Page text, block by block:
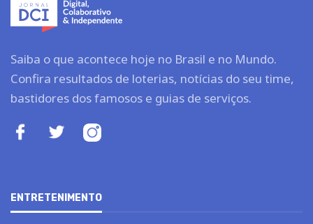
Saiba o que acontece hoje no Brasil e no Mundo.
Confira resultados de loterias, notícias do seu time,
bastidores dos famosos e guias de serviços.
ENTRETENIMENTO